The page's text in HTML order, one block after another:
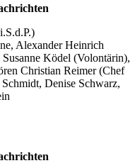
Alexander Heinrich
Susanne Ködel (Volontärin),
Christian Reimer (Chef
Denise Schwarz,